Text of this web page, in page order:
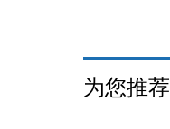
为您推荐